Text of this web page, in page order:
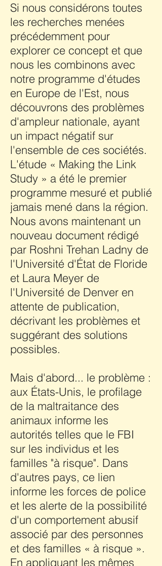
Si nous considérons toutes
les recherches menées
précédemment pour
explorer ce concept et que
nous les combinons avec
notre programme d'études
en Europe de l'Est, nous
découvrons des problèmes
d'ampleur nationale, ayant
un impact négatif sur
l'ensemble de ces sociétés.
L'étude « Making the Link
Study » a été le premier
programme mesuré et publié
jamais mené dans la région.
Nous avons maintenant un
nouveau document rédigé
par Roshni Trehan Ladny de
l'Université d'État de Floride
et Laura Meyer de
l'Université de Denver en
attente de publication,
décrivant les problèmes et
suggérant des solutions
possibles.
Mais d'abord... le problème :
aux États-Unis, le profilage
de la maltraitance des
animaux informe les
autorités telles que le FBI
sur les individus et les
familles "à risque". Dans
d'autres pays, ce lien
informe les forces de police
et les alerte de la possibilité
d'un comportement abusif
associé par des personnes
et des familles « à risque ».
En appliquant les mêmes